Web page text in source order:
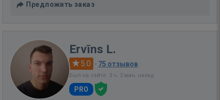
Предложить заказ
Ervīns L.
5.0 · 75 отзывов
Был на сайте: 3 ч. 2 мин. назад
PRO